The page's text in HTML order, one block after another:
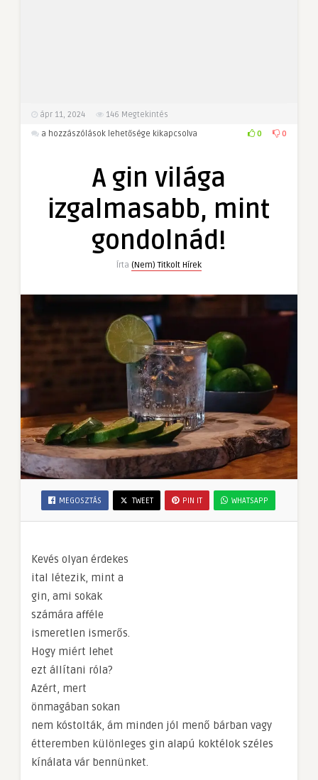
ápr 11, 2024 146 Megtekintés
A
mint
gondolnád!
a hozzászólások lehetősége kikapcsolva 0 0
A gin világa
izgalmasabb, mint
gondolnád!
Írta (Nem) Titkolt Hírek
MEGOSZTÁS TWEET PIN IT WHATSAPP
Kevés olyan érdekes
ital létezik, mint a
gin, ami sokak
számára afféle
ismeretlen ismerős.
Hogy miért lehet
ezt állítani róla?
Azért, mert
önmagában sokan
nem kóstolták, ám minden jól menő bárban vagy
étteremben különleges gin alapú koktélok széles
kínálata vár bennünket.